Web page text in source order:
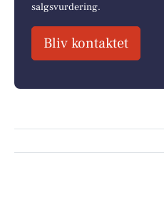
salgsvurdering.
Bliv kontaktet